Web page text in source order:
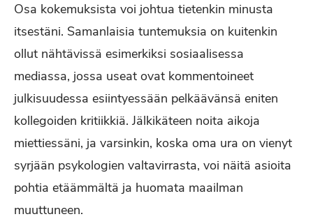
Osa kokemuksista voi johtua tietenkin minusta
itsestäni. Samanlaisia tuntemuksia on kuitenkin
ollut nähtävissä esimerkiksi sosiaalisessa
mediassa, jossa useat ovat kommentoineet
julkisuudessa esiintyessään pelkäävänsä eniten
kollegoiden kritiikkiä. Jälkikäteen noita aikoja
miettiessäni, ja varsinkin, koska oma ura on vienyt
syrjään psykologien valtavirrasta, voi näitä asioita
pohtia etäämmältä ja huomata maailman
muuttuneen.